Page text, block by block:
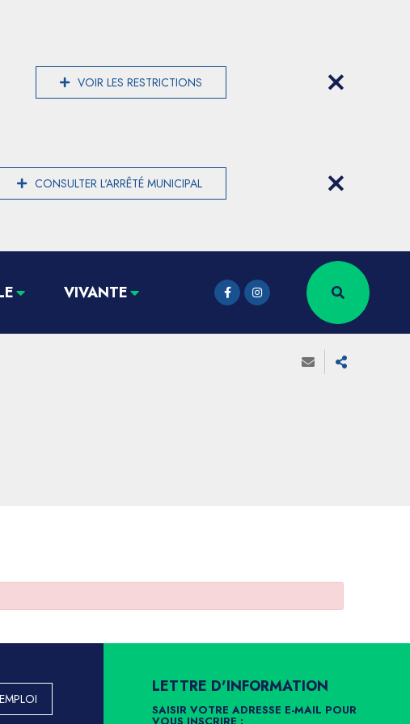
VOIR LES RESTRICTIONS
CONSULTER L'ARRÊTÉ MUNICIPAL
VIVANTE
LETTRE D'INFORMATION
SAISIR VOTRE ADRESSE E-MAIL POUR